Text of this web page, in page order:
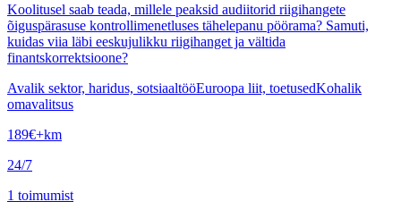
Koolitusel saab teada, millele peaksid audiitorid riigihangete
õiguspärasuse kontrollimenetluses tähelepanu pöörama? Samuti,
kuidas viia läbi eeskujulikku riigihanget ja vältida
finantskorrektsioone?
Avalik sektor, haridus, sotsiaaltööEuroopa liit, toetusedKohalik
omavalitsus
189€+km
24/7
1 toimumist